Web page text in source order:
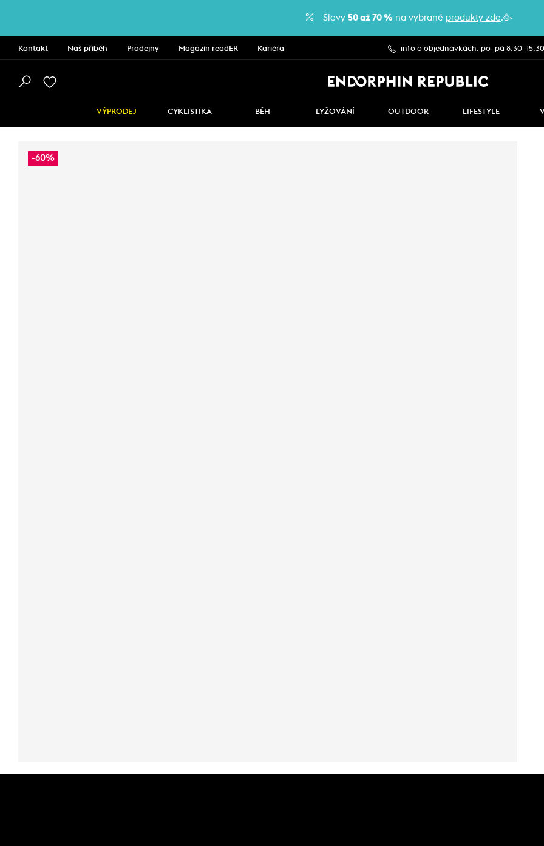
Slevy 50 až 70 % na vybrané produkty zde.🥳
Kontakt Náš příběh Prodejny Magazín readER Kariéra info o objednávkách: po–pá 8:30–15:30
VÝPRODEJ CYKLISTIKA BĚH LYŽOVÁNÍ OUTDOOR LIFESTYLE
-60%